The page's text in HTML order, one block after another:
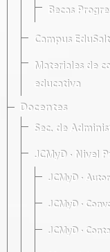
Becas
Campus
Materiales de
educativa
Docentes
Sec. de
JCMyD · Nivel
JCMyD ·
JCMyD ·
JCMyD ·